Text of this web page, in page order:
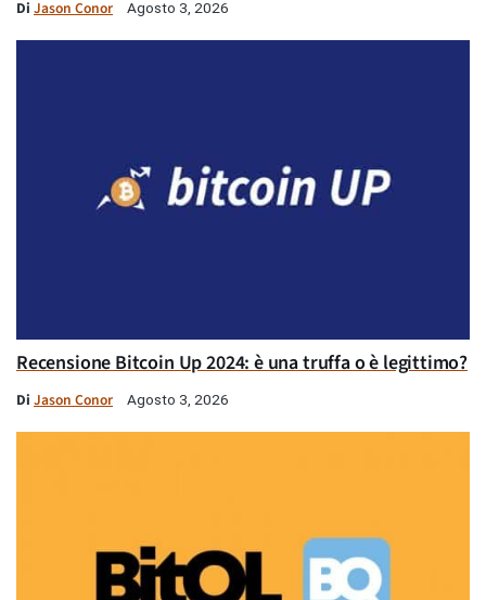
Di Jason Conor Agosto 3, 2026
Recensione Bitcoin Up 2024: è una truffa o è legittimo?
Di Jason Conor Agosto 3, 2026